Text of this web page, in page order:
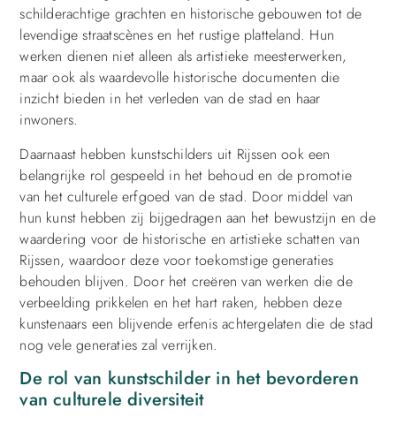
schilderachtige grachten en historische gebouwen tot de
levendige straatscènes en het rustige platteland. Hun
werken dienen niet alleen als artistieke meesterwerken,
maar ook als waardevolle historische documenten die
inzicht bieden in het verleden van de stad en haar
inwoners.
Daarnaast hebben kunstschilders uit Rijssen ook een
belangrijke rol gespeeld in het behoud en de promotie
van het culturele erfgoed van de stad. Door middel van
hun kunst hebben zij bijgedragen aan het bewustzijn en de
waardering voor de historische en artistieke schatten van
Rijssen, waardoor deze voor toekomstige generaties
behouden blijven. Door het creëren van werken die de
verbeelding prikkelen en het hart raken, hebben deze
kunstenaars een blijvende erfenis achtergelaten die de stad
nog vele generaties zal verrijken.
De rol van kunstschilder in het bevorderen
van culturele diversiteit